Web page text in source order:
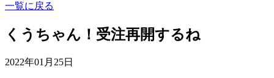
一覧に戻る
くうちゃん！受注再開するね
2022年01月25日